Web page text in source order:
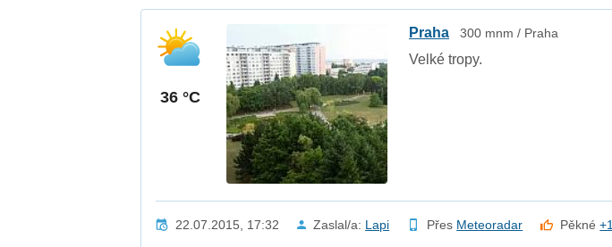
36 °C
Praha 300 mnm / Praha
Velké tropy.
22.07.2015, 17:32 Zaslal/a: Lapi Přes Meteoradar Pěkné+1